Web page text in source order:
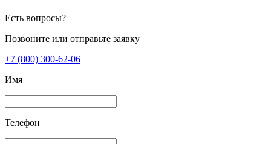
Есть вопросы?
Позвоните или отправьте заявку
+7 (800) 300-62-06
Имя
Телефон